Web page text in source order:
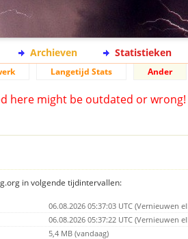
Archieven Statistieken
Langetijd Stats Ander
here might be outdated or
in volgende tijdintervallen:
06.08.2026 05:37:03 UTC (Vernieuwen
06.08.2026 05:37:22 UTC (Vernieuwen
5,4 MB (vandaag)